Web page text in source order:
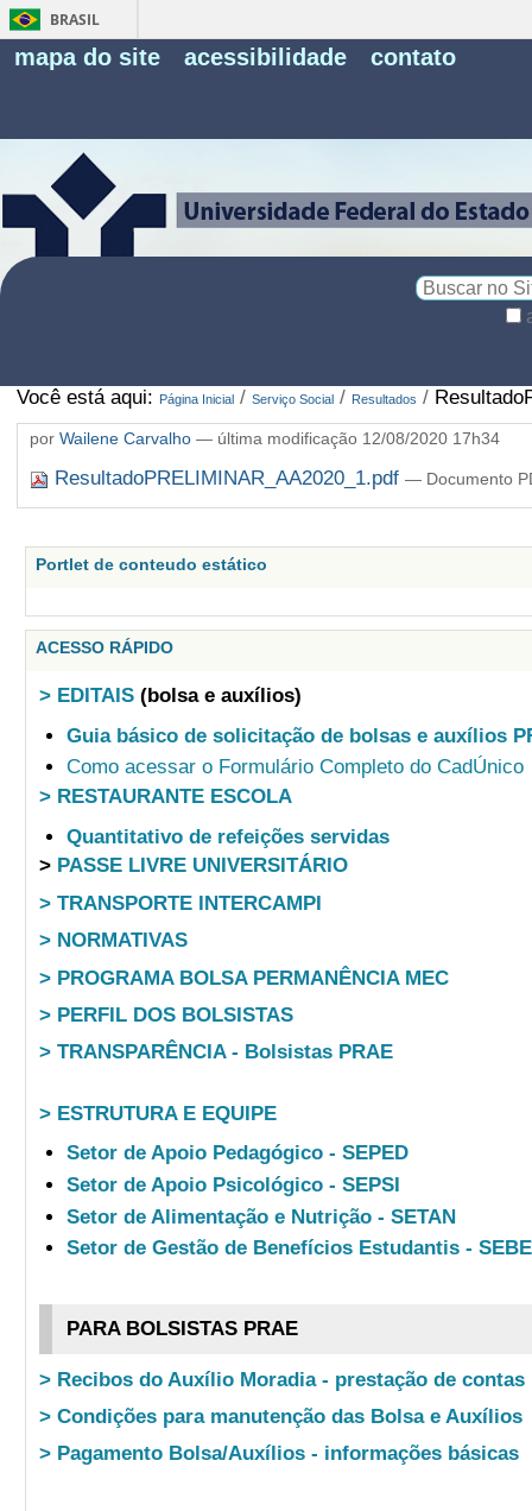
BRASIL
mapa do site acessibilidade contato
Você está aqui: Página Inicial / Serviço Social / Resultados /
por Wailene Carvalho— última modificação12/08/2020 17h34
ResultadoPRELIMINAR_AA2020_1.pdf — Documento
Portlet de conteudo estático
ACESSO RÁPIDO
> EDITAIS (bolsa e auxílios)
Guia básico de solicitação de bolsas e auxílios
Como acessar o Formulário Completo do CadÚnico
> RESTAURANTE ESCOLA
Quantitativo de refeições servidas
> PASSE LIVRE UNIVERSITÁRIO
> TRANSPORTE INTERCAMPI
> NORMATIVAS
> PROGRAMA BOLSA PERMANÊNCIA MEC
> PERFIL DOS BOLSISTAS
> TRANSPARÊNCIA - Bolsistas PRAE
> ESTRUTURA E EQUIPE
Setor de Apoio Pedagógico - SEPED
Setor de Apoio Psicológico - SEPSI
Setor de Alimentação e Nutrição - SETAN
Setor de Gestão de Benefícios Estudantis -
PARA BOLSISTAS PRAE
> Recibos do Auxílio Moradia - prestação de contas
> Condições para manutenção das Bolsa e Auxílios
> Pagamento Bolsa/Auxílios - informações básicas